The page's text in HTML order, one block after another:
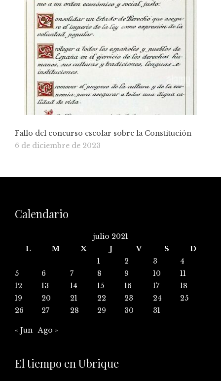
Fallo del concurso escolar sobre la Constitución
6 de diciembre de 2023
Calendario
julio 2021
L
M X J V S
D
1
2 3
4
5
6 7 8 9 10
11
12
13 14 15 16 17
18
19
20 21 22 23 24
25
26
27 28 29 30 31
« Jun Ago »
El tiempo en Ubrique